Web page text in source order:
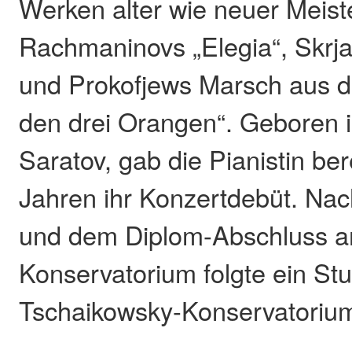
Werken alter wie neuer
Rachmaninovs „Elegia“,
und Prokofjews Marsch aus
den drei Orangen“. Geboren
Saratov, gab die Pianistin
Jahren ihr Konzertdebüt.
und dem Diplom-Abschluss
Konservatorium folgte ein
Tschaikowsky-